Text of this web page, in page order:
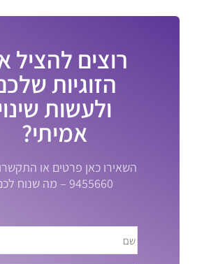
רוצים להציל
הזוגיות
ולעשות
אמיתי?
9455660 – מה שנוח לכם